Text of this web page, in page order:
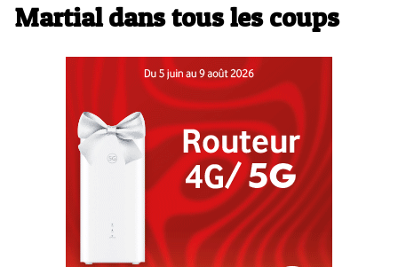
Martial dans tous les coups